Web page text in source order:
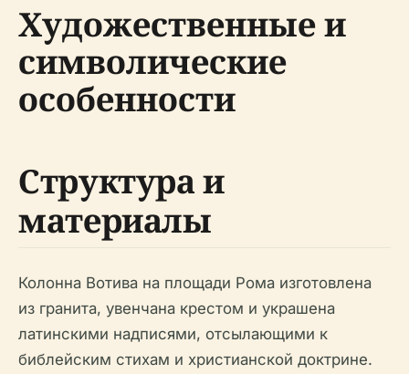
Художественные и
символические
особенности
Структура и
материалы
Колонна Вотива на площади Рома изготовлена
из гранита, увенчана крестом и украшена
латинскими надписями, отсылающими к
библейским стихам и христианской доктрине.